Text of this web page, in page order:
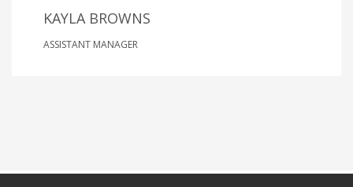
KAYLA BROWNS
ASSISTANT MANAGER